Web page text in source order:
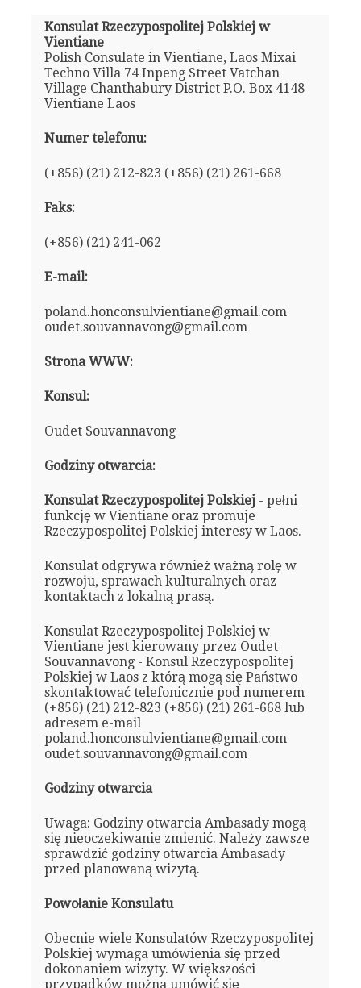
Konsulat Rzeczypospolitej Polskiej w
Vientiane
Polish Consulate in Vientiane, Laos Mixai
Techno Villa 74 Inpeng Street Vatchan
Village Chanthabury District P.O. Box 4148
Vientiane Laos
Numer telefonu:
(+856) (21) 212-823 (+856) (21) 261-668
Faks:
(+856) (21) 241-062
E-mail:
poland.honconsulvientiane@gmail.com
oudet.souvannavong@gmail.com
Strona WWW:
Konsul:
Oudet Souvannavong
Godziny otwarcia:
Konsulat Rzeczypospolitej Polskiej- pełni
funkcję w Vientiane oraz promuje
Rzeczypospolitej Polskiej interesy w Laos.
Konsulat odgrywa również ważną rolę w
rozwoju, sprawach kulturalnych oraz
kontaktach z lokalną prasą.
Konsulat Rzeczypospolitej Polskiej w
Vientiane jest kierowany przez Oudet
Souvannavong - Konsul Rzeczypospolitej
Polskiej w Laos z którą mogą się Państwo
skontaktować telefonicznie pod numerem
(+856) (21) 212-823 (+856) (21) 261-668 lub
adresem e-mail
poland.honconsulvientiane@gmail.com
oudet.souvannavong@gmail.com
Godziny otwarcia
Uwaga: Godziny otwarcia Ambasady mogą
się nieoczekiwanie zmienić. Należy zawsze
sprawdzić godziny otwarcia Ambasady
przed planowaną wizytą.
Powołanie Konsulatu
Obecnie wiele Konsulatów Rzeczypospolitej
Polskiej wymaga umówienia się przed
dokonaniem wizyty. W większości
przypadków można umówić się